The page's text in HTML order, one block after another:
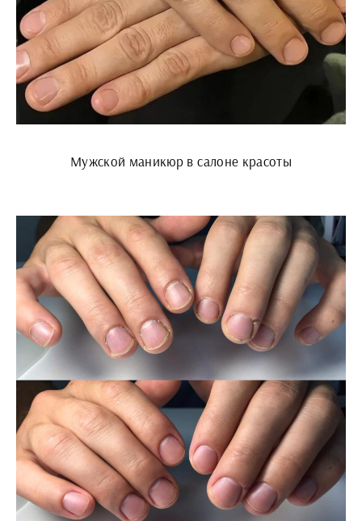
Мужской маникюр в салоне красоты